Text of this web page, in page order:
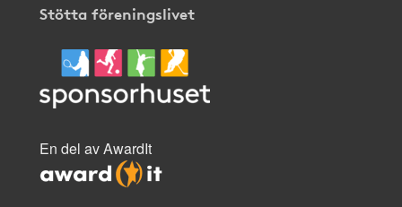
Stötta föreningslivet
En del av AwardIt